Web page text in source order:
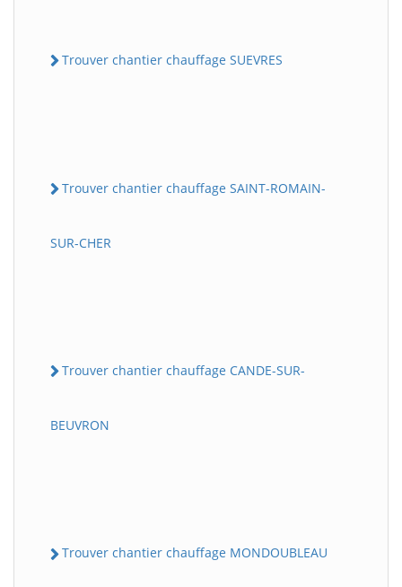
Trouver chantier chauffage SUEVRES
Trouver chantier chauffage SAINT-ROMAIN-
SUR-CHER
Trouver chantier chauffage CANDE-SUR-
BEUVRON
Trouver chantier chauffage MONDOUBLEAU